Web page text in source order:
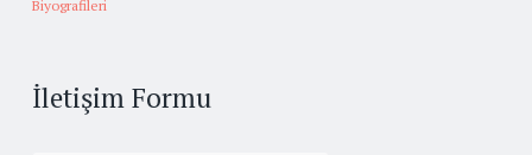
Biyografileri
İletişim Formu